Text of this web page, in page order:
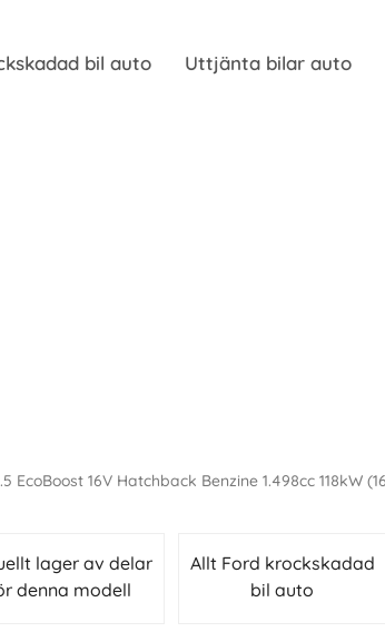
bil auto Uttjänta bilar auto
1.5 EcoBoost 16V Hatchback Benzine 1.498cc 118kW
lager av delar
denna modell
Allt Ford krockskadad
bil auto